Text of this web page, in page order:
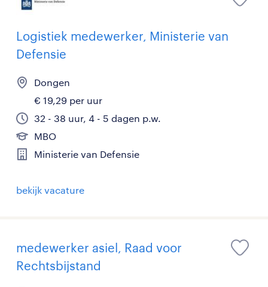
Logistiek medewerker, Ministerie van
Defensie
Dongen
€ 19,29 per uur
32 - 38 uur, 4 - 5 dagen p.w.
MBO
Ministerie van Defensie
bekijk vacature
medewerker asiel, Raad voor
Rechtsbijstand